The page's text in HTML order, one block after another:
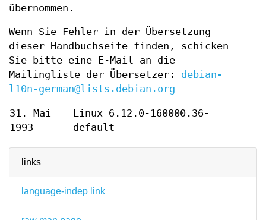
links
language-indep link
übernommen.
Wenn Sie Fehler in der Übersetzung
dieser Handbuchseite finden, schicken
Sie bitte eine E-Mail an die
Mailingliste der Übersetzer: debian-
l10n-german@lists.debian.org
31. Mai
1993
Linux 6.12.0-160000.36-
default